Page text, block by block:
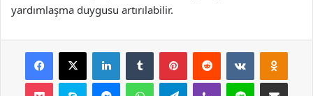
yardımlaşma duygusu artırılabilir.
Facebook
X LinkedInTumblr PinterestReddit VKontakte
Pocket Skype MessengerWhatsAppTelegramViber Line E-Posta ile